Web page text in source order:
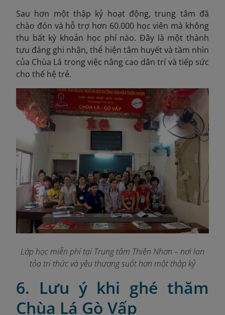
Sau hơn một thập kỷ hoạt động, trung tâm đã
chào đón và hỗ trợ hơn 60.000 học viên mà không
thu bất kỳ khoản học phí nào. Đây là một thành
tựu đáng ghi nhận, thể hiện tâm huyết và tầm nhìn
của Chùa Lá trong việc nâng cao dân trí và tiếp sức
cho thế hệ trẻ.
Lớp học miễn phí tại Trung tâm Thiện Nhơn – nơi lan
tỏa tri thức và yêu thương suốt hơn một thập kỷ
6. Lưu ý khi ghé thăm
Chùa Lá Gò Vấp